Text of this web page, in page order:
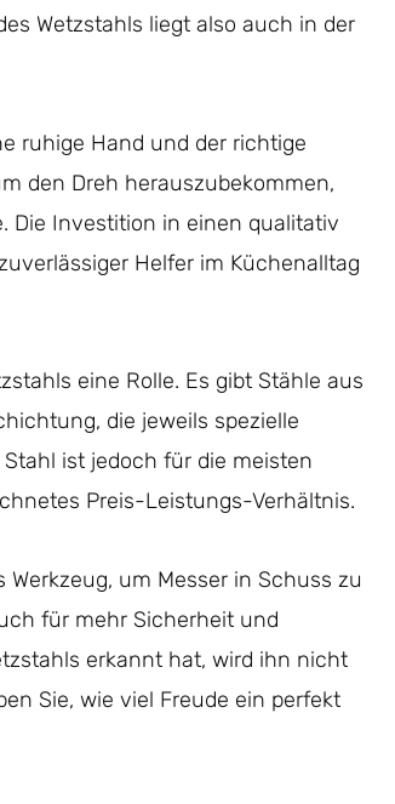
Wetzstahls liegt also auch in der
ruhige Hand und der richtige
den Dreh herauszubekommen,
Die Investition in einen qualitativ
Helfer im Küchenalltag
eine Rolle. Es gibt Stähle aus
die jeweils spezielle
ist jedoch für die meisten
Preis-Leistungs-Verhältnis.
um Messer in Schuss zu
für mehr Sicherheit und
erkannt hat, wird ihn nicht
Sie, wie viel Freude ein perfekt